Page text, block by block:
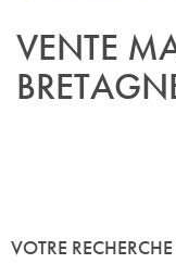
VENTE
VOTRE